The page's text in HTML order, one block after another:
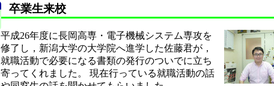
卒業生来校
平成26年度に長岡高専・電子機械システム専攻を
修了し，新潟大学の大学院へ進学した佐藤君が，
就職活動で必要になる書類の発行のついでに立ち
寄ってくれました。 現在行っている就職活動の話